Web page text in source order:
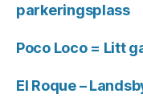
parkeringsplass
Poco Loco = Litt
El Roque –